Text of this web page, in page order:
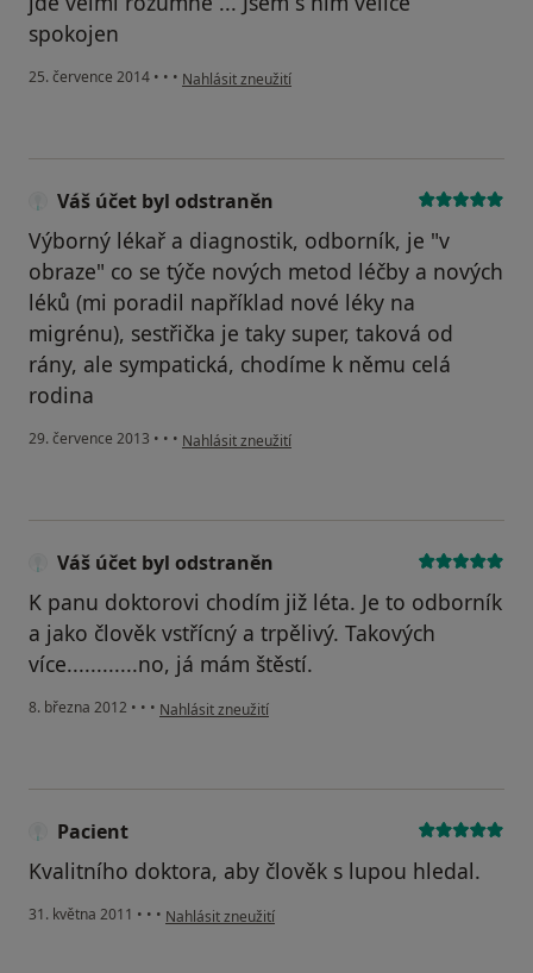
spokojen
25. července 2014 • • • podle názoru uživatele Váš účet byl odstraněn
Nahlásit zneužití
Váš účet byl odstraněn
Výborný lékař a diagnostik, odborník, je "v
obraze" co se týče nových metod léčby a nových
léků (mi poradil například nové léky na
migrénu), sestřička je taky super, taková od
rány, ale sympatická, chodíme k němu celá
rodina
29. července 2013 • • • podle názoru uživatele Váš účet byl odstraněn
Nahlásit zneužití
Váš účet byl odstraněn
K panu doktorovi chodím již léta. Je to odborník
a jako člověk vstřícný a trpělivý. Takových
více............no, já mám štěstí.
8. března 2012 • • • podle názoru uživatele Váš účet byl odstraněn
Nahlásit zneužití
Pacient
Kvalitního doktora, aby člověk s lupou hledal.
31. května 2011 • • • podle názoru uživatele Pacient
Nahlásit zneužití